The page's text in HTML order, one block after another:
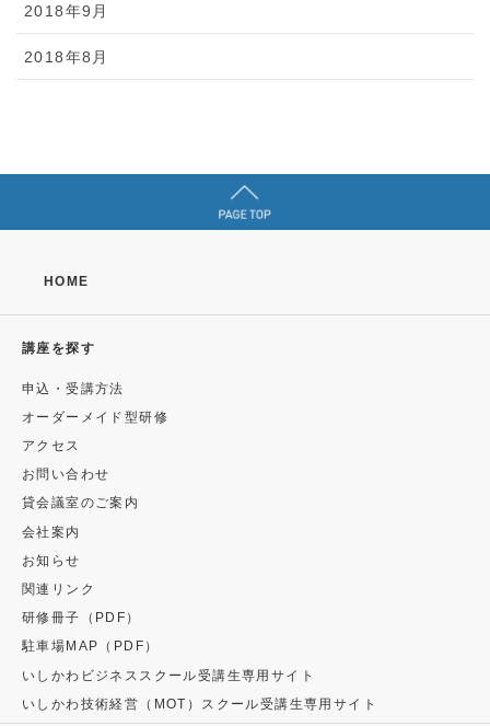
2018年9月
2018年8月
HOME
講座を探す
申込・受講方法
オーダーメイド型研修
アクセス
お問い合わせ
貸会議室のご案内
会社案内
お知らせ
関連リンク
研修冊子（PDF）
駐車場MAP（PDF）
いしかわビジネススクール受講生専用サイト
いしかわ技術経営（MOT）スクール受講生専用サイト